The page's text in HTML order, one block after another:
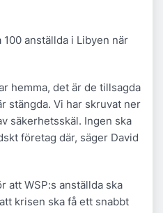
anställda i Libyen när
hemma, det är de tillsagda
stängda. Vi har skruvat ner
säkerhetsskäl. Ingen ska
företag där, säger David
att WSP:s anställda ska
krisen ska få ett snabbt